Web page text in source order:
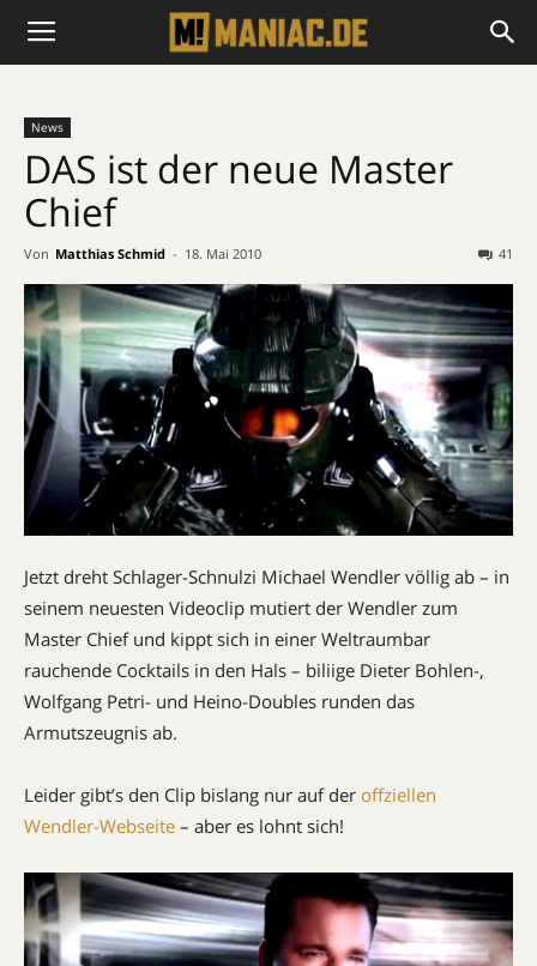
News
DAS ist der neue Master
Chief
Von Matthias Schmid - 18. Mai 2010 41
Jetzt dreht Schlager-Schnulzi Michael Wendler völlig ab – in
seinem neuesten Videoclip mutiert der Wendler zum
Master Chief und kippt sich in einer Weltraumbar
rauchende Cocktails in den Hals – biliige Dieter Bohlen-,
Wolfgang Petri- und Heino-Doubles runden das
Armutszeugnis ab.
Leider gibt’s den Clip bislang nur auf der offziellen
Wendler-Webseite – aber es lohnt sich!